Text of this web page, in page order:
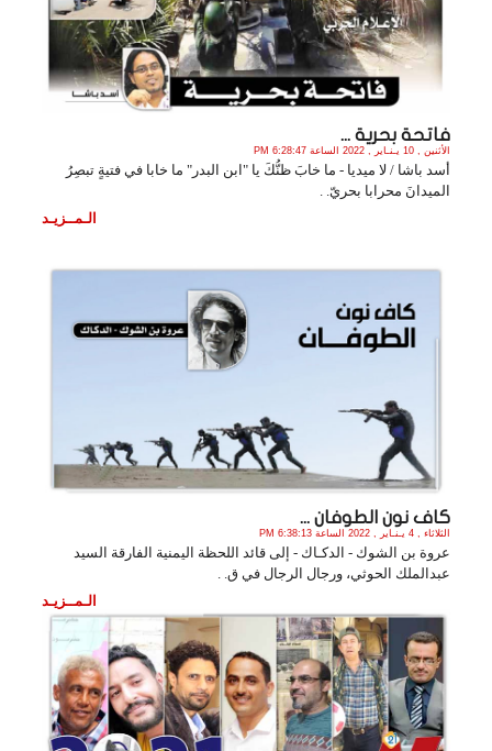
فاتحة بحرية ...
الأثنين , 10 يـنـاير , 2022 الساعة 6:28:47 PM
أسد باشا / لا ميديا - ما خابَ ظنُّكَ يا "ابن البدر" ما خابا في فتيةٍ تبصِرُ
الميدانَ محرابا بحريّ. .
الـمــزيـد
كاف نون الطوفان ...
الثلاثاء , 4 يـنـاير , 2022 الساعة 6:38:13 PM
عروة بن الشوك - الدكـاك - إلى قائد اللحظة اليمنية الفارقة السيد
عبدالملك الحوثي، ورجال الرجال في ق. .
الـمــزيـد